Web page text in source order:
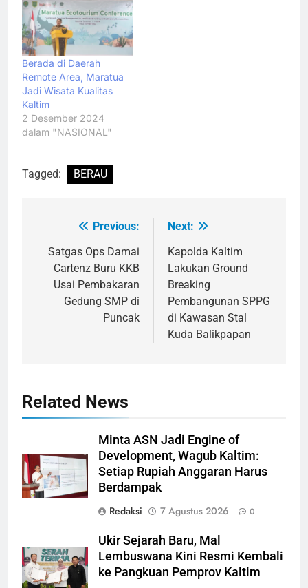
Berada di Daerah
Remote Area, Maratua
Jadi Wisata Kualitas
Kaltim
2 Desember 2024
dalam "NASIONAL"
Tagged: BERAU
Navigasi
pos
Previous:
Satgas Ops Damai
Cartenz Buru KKB
Usai Pembakaran
Gedung SMP di
Puncak
Next:
Kapolda Kaltim
Lakukan Ground
Breaking
Pembangunan SPPG
di Kawasan Stal
Kuda Balikpapan
Related News
Minta ASN Jadi Engine of
Development, Wagub Kaltim:
Setiap Rupiah Anggaran Harus
Berdampak
Redaksi
7 Agustus 2026 0
Ukir Sejarah Baru, Mal
Lembuswana Kini Resmi Kembali
ke Pangkuan Pemprov Kaltim